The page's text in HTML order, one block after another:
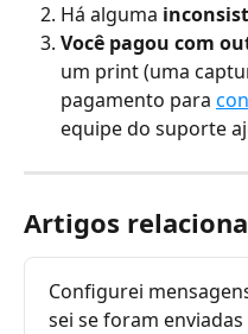
Há alguma
Você pagou com
um print (uma
pagamento para
equipe do suporte
Artigos
Configurei
sei se foram enviadas